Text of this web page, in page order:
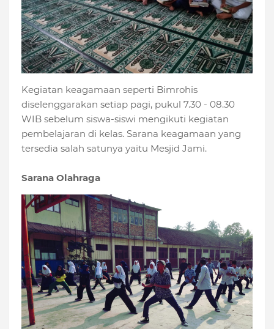
Kegiatan keagamaan seperti Bimrohis
diselenggarakan setiap pagi, pukul 7.30 - 08.30
WIB sebelum siswa-siswi mengikuti kegiatan
pembelajaran di kelas. Sarana keagamaan yang
tersedia salah satunya yaitu Mesjid Jami.
Sarana Olahraga